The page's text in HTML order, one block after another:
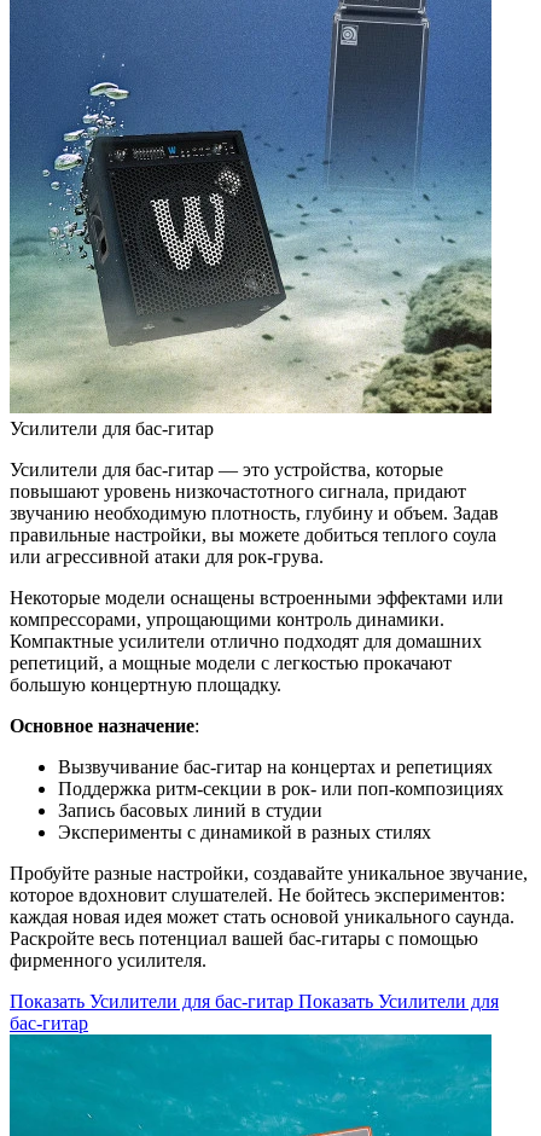
Усилители для бас-гитар
Усилители для бас-гитар — это устройства, которые
повышают уровень низкочастотного сигнала, придают
звучанию необходимую плотность, глубину и объем. Задав
правильные настройки, вы можете добиться теплого соула
или агрессивной атаки для рок-грува.
Некоторые модели оснащены встроенными эффектами или
компрессорами, упрощающими контроль динамики.
Компактные усилители отлично подходят для домашних
репетиций, а мощные модели с легкостью прокачают
большую концертную площадку.
Основное назначение:
Вызвучивание бас-гитар на концертах и репетициях
Поддержка ритм-секции в рок- или поп-композициях
Запись басовых линий в студии
Эксперименты с динамикой в разных стилях
Пробуйте разные настройки, создавайте уникальное звучание,
которое вдохновит слушателей. Не бойтесь экспериментов:
каждая новая идея может стать основой уникального саунда.
Раскройте весь потенциал вашей бас-гитары с помощью
фирменного усилителя.
Показать Усилители для бас-гитар Показать Усилители для
бас-гитар